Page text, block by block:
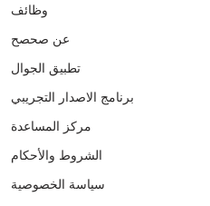
وظائف
عن صحصح
تطبيق الجوال
برنامج الاصدار التجريبي
مركز المساعدة
الشروط والأحكام
سياسة الخصوصية